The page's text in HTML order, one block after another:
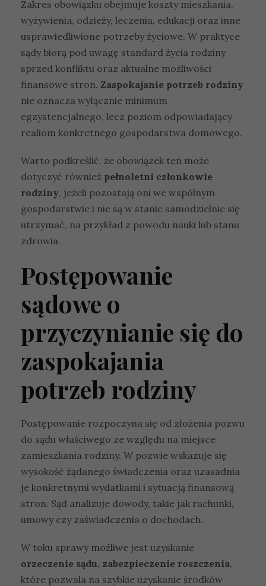
Zakres obowiązku obejmuje koszty mieszkania,
wyżywienia, odzieży, leczenia, edukacji oraz inne
usprawiedliwione potrzeby życiowe. W praktyce
sądy biorą pod uwagę standard życia rodziny
sprzed konfliktu oraz aktualne możliwości
finansowe stron. Zaspokajanie potrzeb rodziny
nie oznacza wyłącznie minimum
egzystencjalnego, lecz poziom odpowiadający
realiom konkretnego gospodarstwa domowego.
Warto podkreślić, że obowiązek ten może
dotyczyć również pełnoletni członkowie
rodziny, jeżeli pozostają oni we wspólnym
gospodarstwie i nie są w stanie samodzielnie się
utrzymać, na przykład z powodu nauki lub stanu
zdrowia.
Postępowanie
sądowe o
przyczynianie się do
zaspokajania
potrzeb rodziny
Postępowanie rozpoczyna się od złożenia pozwu
do sądu właściwego ze względu na miejsce
zamieszkania rodziny. W pozwie wskazuje się
wysokość żądanego świadczenia oraz uzasadnia
je konkretnymi wydatkami i sytuacją finansową
stron. Sąd analizuje dowody, takie jak rachunki,
umowy czy zaświadczenia o dochodach.
W toku sprawy możliwe jest uzyskanie
orzeczenie sądu, zabezpieczenie roszczenia,
które pozwala na szybkie uzyskanie środków